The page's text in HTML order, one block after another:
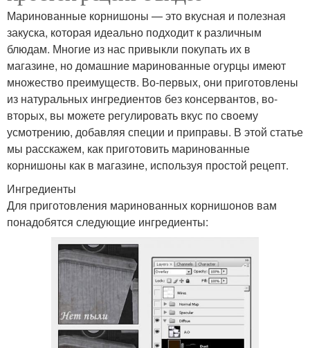
Маринованные корнишоны — это вкусная и полезная
закуска, которая идеально подходит к различным
блюдам. Многие из нас привыкли покупать их в
магазине, но домашние маринованные огурцы имеют
множество преимуществ. Во-первых, они приготовлены
из натуральных ингредиентов без консервантов, во-
вторых, вы можете регулировать вкус по своему
усмотрению, добавляя специи и приправы. В этой статье
мы расскажем, как приготовить маринованные
корнишоны как в магазине, используя простой рецепт.
Ингредиенты
Для приготовления маринованных корнишонов вам
понадобятся следующие ингредиенты: